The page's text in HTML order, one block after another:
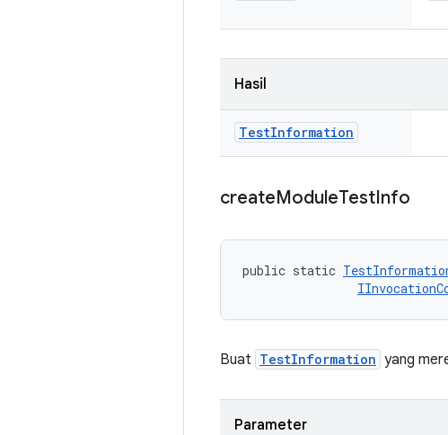
Hasil
TestInformation
createModuleTestInfo
public static
Buat TestInformation yang
Parameter